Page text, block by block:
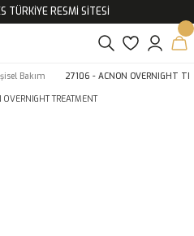
TÜRKİYE RESMİ SİTESİ
Bakım 27106 - ACNON OVERNIGHT